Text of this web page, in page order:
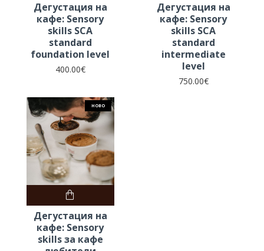
Дегустация на
кафе: Sensory
skills SCA
standard
foundation level
400.00€
Дегустация на
кафе: Sensory
skills SCA
standard
intermediate
level
750.00€
НОВО
Дегустация на
кафе: Sensory
skills за кафе